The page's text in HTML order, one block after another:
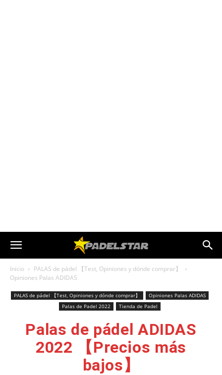
Inicio
PALAS de pádel 【Test, Opiniones y dónde comprar】
Opiniones Palas ADIDAS
PALAS de pádel 【Test, Opiniones y dónde comprar】
Opiniones Palas ADIDAS
Palas de Padel 2022
Tienda de Padel
Palas de pádel ADIDAS
2022 【Precios más
bajos】